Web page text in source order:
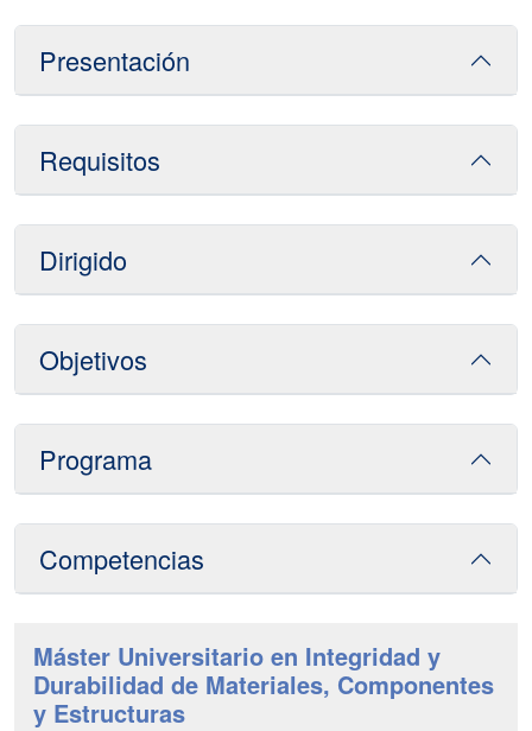
Presentación
Requisitos
Dirigido
Objetivos
Programa
Competencias
Máster Universitario en Integridad y
Durabilidad de Materiales, Componentes
y Estructuras